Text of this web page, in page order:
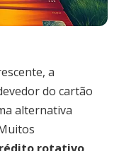
a
do cartão
alternativa